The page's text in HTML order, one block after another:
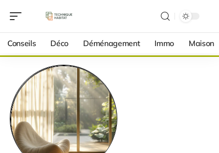
Conseils Déco Déménagement Immo Maison